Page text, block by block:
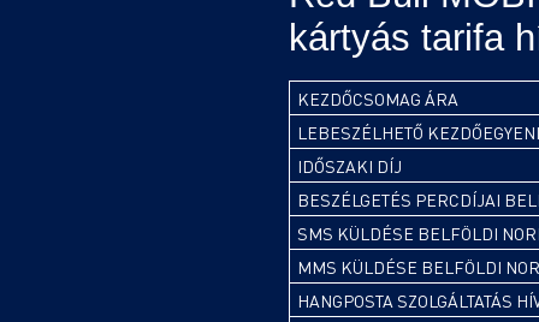
kártyás tarifa
KEZDŐCSOMAG ÁRA
LEBESZÉLHETŐ
IDŐSZAKI DÍJ
BESZÉLGETÉS PERCDÍJAI
SMS KÜLDÉSE BELFÖLDI
MMS KÜLDÉSE BELFÖLDI
HANGPOSTA SZOLGÁLTATÁS